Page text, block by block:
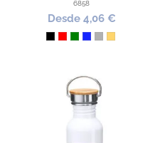
6858
Desde 4,06 €
Negro
RojoVerdeAzul Royal
PlataDorado